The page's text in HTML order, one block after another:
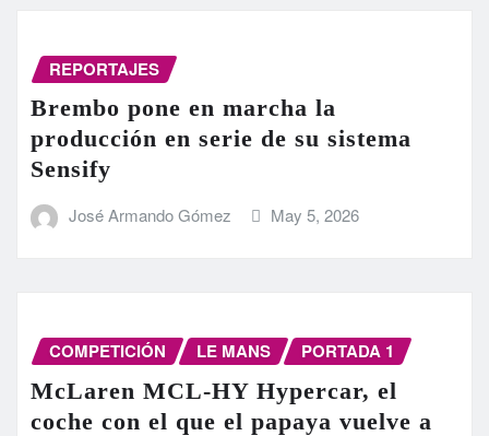
REPORTAJES
Brembo pone en marcha la
producción en serie de su sistema
Sensify
José Armando Gómez May 5, 2026
COMPETICIÓN LE MANS PORTADA 1
McLaren MCL-HY Hypercar, el
coche con el que el papaya vuelve a